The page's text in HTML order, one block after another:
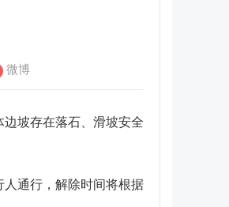
微博
边坡存在落石、滑坡安全
人通行，解除时间将根据